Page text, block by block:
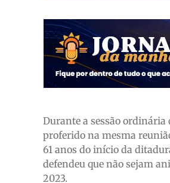
Durante a sessão ordinária
proferido na mesma
61 anos do início da
defendeu que não sejam
2023.